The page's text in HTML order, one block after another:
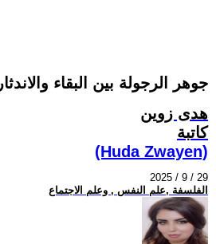
جوهر الرجولة بين البقاء والاندثار
هدى زوين
كاتبة
(Huda Zwayen)
2025 / 9 / 29
الفلسفة ,علم النفس , وعلم الاجتماع